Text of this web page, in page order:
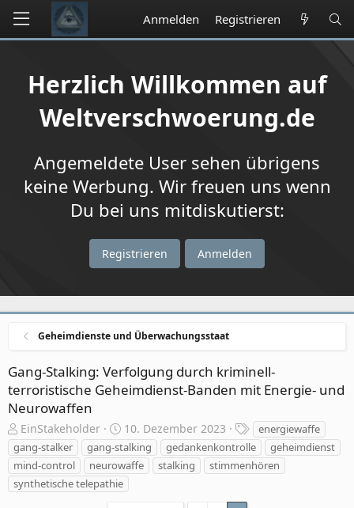
Anmelden Registrieren
Herzlich Willkommen auf
Weltverschwoerung.de
Angemeldete User sehen übrigens
keine Werbung. Wir freuen uns wenn
Du bei uns mitdiskutierst:
Registrieren Anmelden
Geheimdienste und Überwachungsstaat
Gang-Stalking: Verfolgung durch kriminell-
terroristische Geheimdienst-Banden mit Energie- und
Neurowaffen
E
r
s
t
e
EinStakeholder
E
r
s
t
e
10. Dezember 2023
S
c
h
l
energiewaffe
gang-stalker
gang-stalking gedankenkontrolle
geheimdienst
mind-control
neurowaffe stalking
stimmenhören
synthetische telepathie